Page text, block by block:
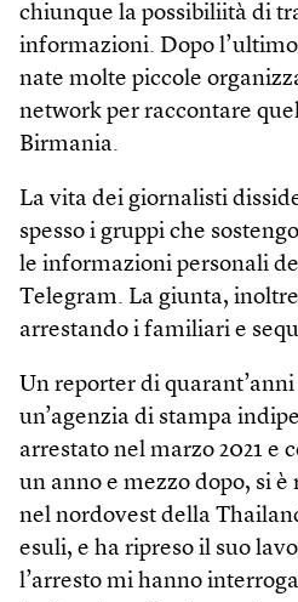
chiunque la possibiliità di
informazioni. Dopo
nate molte piccole
network per raccontare
Birmania.
La vita dei giornalisti
spesso i gruppi che
le informazioni personali
Telegram. La giunta,
arrestando i familiari e
Un reporter di
un’agenzia di stampa
arrestato nel marzo 2021 e
un anno e mezzo dopo, si
nel nordovest della
esuli, e ha ripreso il suo
l’arresto mi hanno